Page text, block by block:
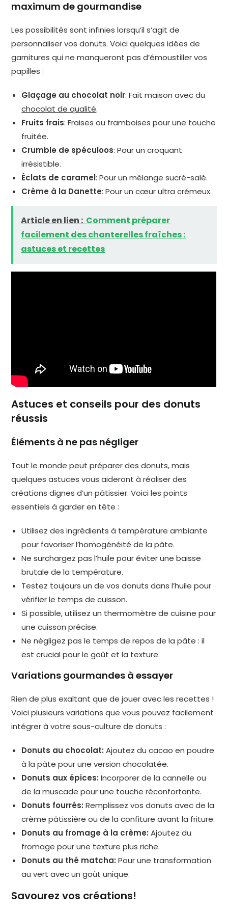
maximum de gourmandise
Les possibilités sont infinies lorsqu’il s’agit de
personnaliser vos donuts. Voici quelques idées de
garnitures qui ne manqueront pas d’émoustiller vos
papilles :
Glaçage au chocolat noir: Fait maison avec du
chocolat de qualité.
Fruits frais: Fraises ou framboises pour une touche
fruitée.
Crumble de spéculoos: Pour un croquant
irrésistible.
Éclats de caramel: Pour un mélange sucré-salé.
Crème à la Danette: Pour un cœur ultra crémeux.
Article en lien : Comment préparer
facilement des chanterelles fraîches :
astuces et recettes
Astuces et conseils pour des donuts
réussis
Éléments à ne pas négliger
Tout le monde peut préparer des donuts, mais
quelques astuces vous aideront à réaliser des
créations dignes d’un pâtissier. Voici les points
essentiels à garder en tête :
Utilisez des ingrédients à température ambiante
pour favoriser l’homogénéité de la pâte.
Ne surchargez pas l’huile pour éviter une baisse
brutale de la température.
Testez toujours un de vos donuts dans l’huile pour
vérifier le temps de cuisson.
Si possible, utilisez un thermomètre de cuisine pour
une cuisson précise.
Ne négligez pas le temps de repos de la pâte : il
est crucial pour le goût et la texture.
Variations gourmandes à essayer
Rien de plus exaltant que de jouer avec les recettes !
Voici plusieurs variations que vous pouvez facilement
intégrer à votre sous-culture de donuts :
Donuts au chocolat: Ajoutez du cacao en poudre
à la pâte pour une version chocolatée.
Donuts aux épices: Incorporer de la cannelle ou
de la muscade pour une touche réconfortante.
Donuts fourrés: Remplissez vos donuts avec de la
crème pâtissière ou de la confiture avant la friture.
Donuts au fromage à la crème: Ajoutez du
fromage pour une texture plus riche.
Donuts au thé matcha: Pour une transformation
au vert avec un goût unique.
Savourez vos créations!